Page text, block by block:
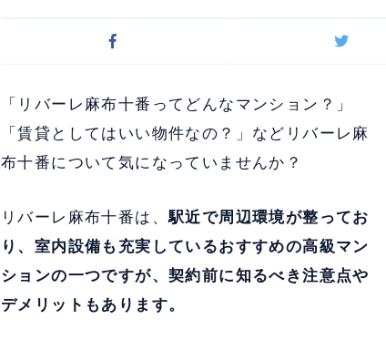
「リバーレ麻布十番ってどんなマンション？」
「賃貸としてはいい物件なの？」などリバーレ麻
布十番について気になっていませんか？
リバーレ麻布十番は、駅近で周辺環境が整ってお
り、室内設備も充実しているおすすめの高級マン
ションの一つですが、契約前に知るべき注意点や
デメリットもあります。